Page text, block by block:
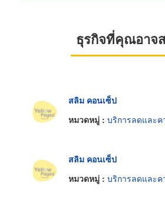
ธุรกิจที่คุณอาจ
สลิม คอนเซ็ป
หมวดหมู่ : บริการลดและ
สลิม คอนเซ็ป
หมวดหมู่ : บริการลดและ